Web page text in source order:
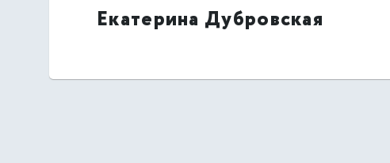
Екатерина Дубровская